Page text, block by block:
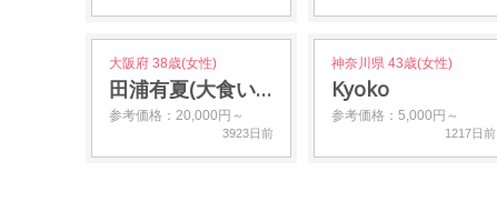
大阪府 38歳(女性)
田浦有夏(大食いタレ…
参考価格：20,000円～
3923日前
神奈川県 43歳(女性)
Kyoko
参考価格：5,000円～
1217日前